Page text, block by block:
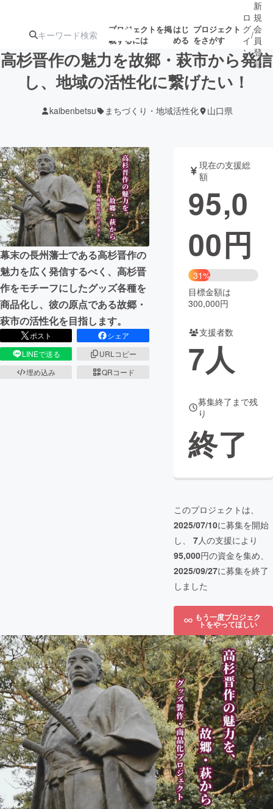
プロジェクトを掲
載するには
はじ
める
プロジェクト
をさがす
ターン
ジェクト
募集終了が近いプ
ロジェクト
されます
アート・写真 音楽
テクノロジー・ガジェット ゲーム・
映像・映画 書籍・雑誌
ビジネス・起業 チャレンジ
まちづくり・地域活性化
CAMPFIRE for Social Good CAMPFIRE Creation
CAMPFIREふるさと納税
コミュニティ
ロ
グ
イ
ン
/
新
規
会
員
登
録
高杉晋作の魅力を故郷・萩市から発信
し、地域の活性化に繋げたい！
kaibenbetsu まちづくり・地域活性化 山口県
幕末の長州藩士である高杉晋作の
魅力を広く発信するべく、高杉晋
作をモチーフにしたグッズ各種を
商品化し、彼の原点である故郷・
萩市の活性化を目指します。
ポスト
シェア
LINEで送る
URLコピー
埋め込み
QRコード
現在の支援総
額
95,0
00円
31%
目標金額は
300,000円
支援者数
7人
募集終了まで残
り
終了
このプロジェクトは、
2025/07/10に募集を開始
し、 7人の支援により
95,000円の資金を集め、
2025/09/27に募集を終了
しました
もう一度プロジェク
トをやってほしい